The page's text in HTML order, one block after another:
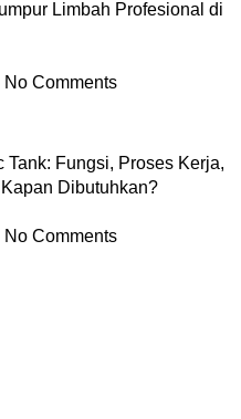
Limbah Profesional di
No Comments
Tank: Fungsi, Proses Kerja,
Dibutuhkan?
No Comments